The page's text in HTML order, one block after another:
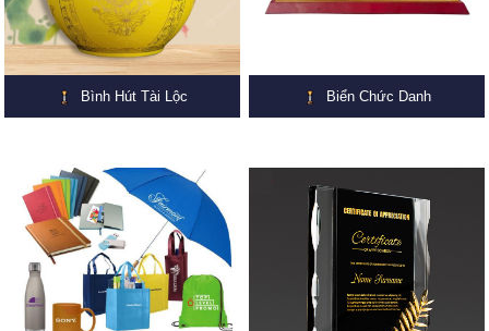
Bình Hút Tài Lộc Biển Chức Danh